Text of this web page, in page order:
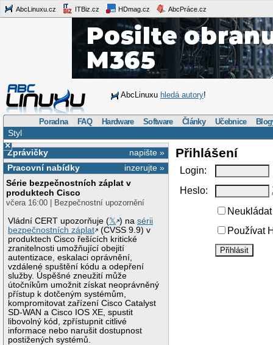
AbcLinuxu.cz ITBiz.cz HDmag.cz AbcPráce.cz
AbcLinuxu hledá autory!
Poradna FAQ Hardware Software Články Učebnice
Styl
×
napište »
Zprávičky
inzerujte »
Pracovní nabídky
Série bezpečnostních záplat v
produktech Cisco
včera 16:00 | Bezpečnostní upozornění
Vládní CERT upozorňuje (𝕏 ) nasérii
bezpečnostních záplat
(CVSS 9.9) v
produktech Cisco řešících kritické
zranitelnosti umožňující obejití
autentizace, eskalaci oprávnění,
vzdálené spuštění kódu a odepření
služby. Úspěšné zneužití může
útočníkům umožnit získat neoprávněný
přístup k dotčeným systémům,
kompromitovat zařízení Cisco Catalyst
SD-WAN a Cisco IOS XE, spustit
libovolný kód, zpřístupnit citlivé
informace nebo narušit dostupnost
postižených systémů.
Přihlášení
Login:
Heslo:
Používat